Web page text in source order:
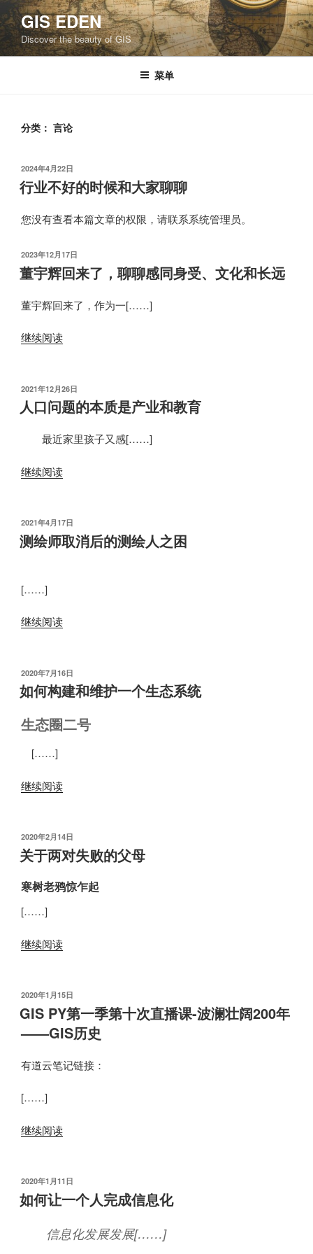
至
容
GIS EDEN
Discover the beauty of GIS
菜单
分类： 言论
发
布
于
2024年4月22日
行业不好的时候和大家聊聊
您没有查看本篇文章的权限，请联系系统管理员。
发
布
于
2023年12月17日
董宇辉回来了，聊聊感同身受、文化和长远
董宇辉回来了，作为一[……]
继续阅读
发
布
于
2021年12月26日
人口问题的本质是产业和教育
最近家里孩子又感[……]
继续阅读
发
布
于
2021年4月17日
测绘师取消后的测绘人之困
[……]
继续阅读
发
布
于
2020年7月16日
如何构建和维护一个生态系统
生态圈二号
[……]
继续阅读
发
布
于
2020年2月14日
关于两对失败的父母
寒树老鸦惊乍起
[……]
继续阅读
发
布
于
2020年1月15日
GIS PY第一季第十次直播课-波澜壮阔200年
——GIS历史
有道云笔记链接：
[……]
继续阅读
发
布
于
2020年1月11日
如何让一个人完成信息化
信息化发展发展[……]